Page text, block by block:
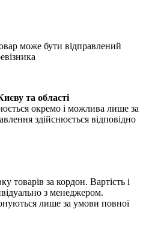
може бути відправлений
та області
окремо і можлива лише за
здійснюється відповідно
товарів за кордон. Вартість і
з менеджером.
лише за умови повної